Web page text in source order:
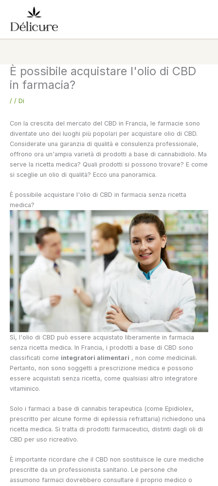
contenuto
È possibile acquistare l'olio di CBD
in farmacia?
/ / Di
Con la crescita del mercato del CBD in Francia, le farmacie sono
diventate uno dei luoghi più popolari per acquistare olio di CBD.
Considerate una garanzia di qualità e consulenza professionale,
offrono ora un'ampia varietà di prodotti a base di cannabidiolo. Ma
serve la ricetta medica? Quali prodotti si possono trovare? E come
si sceglie un olio di qualità? Ecco una panoramica.
È possibile acquistare l'olio di CBD in farmacia senza ricetta
medica?
Sì, l'olio di CBD può essere acquistato liberamente in farmacia
senza ricetta medica. In Francia, i prodotti a base di CBD sono
classificati come integratori alimentari , non come medicinali.
Pertanto, non sono soggetti a prescrizione medica e possono
essere acquistati senza ricetta, come qualsiasi altro integratore
vitaminico.
Solo i farmaci a base di cannabis terapeutica (come Epidiolex,
prescritto per alcune forme di epilessia refrattaria) richiedono una
ricetta medica. Si tratta di prodotti farmaceutici, distinti dagli oli di
CBD per uso ricreativo.
È importante ricordare che il CBD non sostituisce le cure mediche
prescritte da un professionista sanitario. Le persone che
assumono farmaci dovrebbero consultare il proprio medico o